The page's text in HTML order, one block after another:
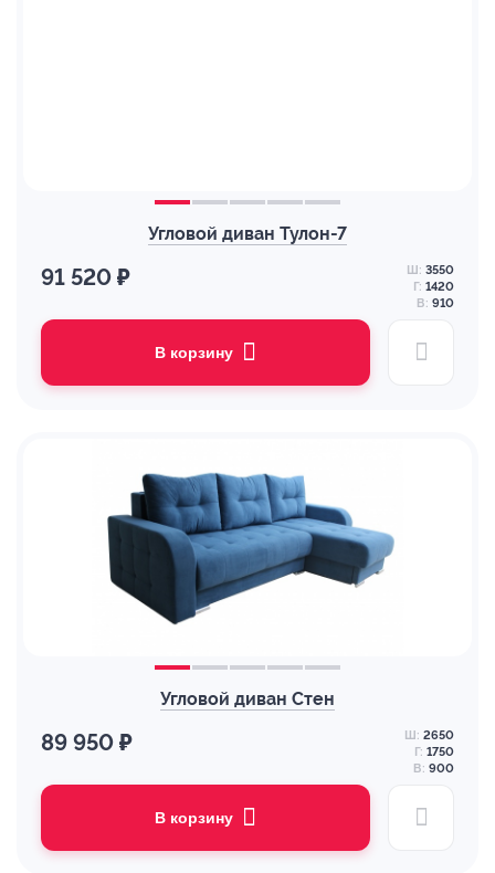
Угловой диван Тулон-7
91 520 ₽ Ш: 3550
Г: 1420
В: 910
В корзину
Угловой диван Стен
89 950 ₽ Ш: 2650
Г: 1750
В: 900
В корзину